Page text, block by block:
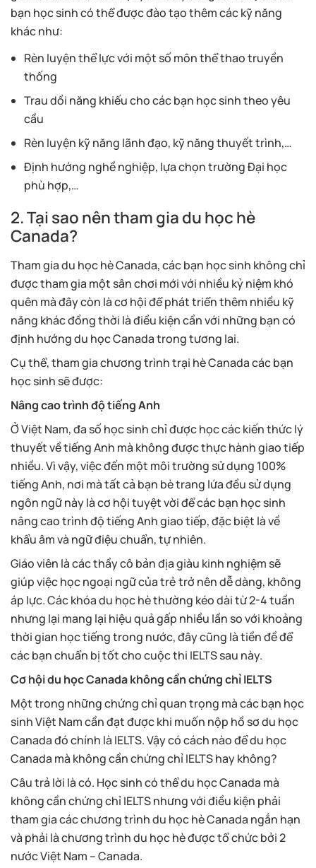
bạn học sinh có thể được đào tạo thêm các kỹ năng
khác như:
Rèn luyện thể lực với một số môn thể thao truyền
thống
Trau dồi năng khiếu cho các bạn học sinh theo yêu
cầu
Rèn luyện kỹ năng lãnh đạo, kỹ năng thuyết trình,…
Định hướng nghề nghiệp, lựa chọn trường Đại học
phù hợp,…
2. Tại sao nên tham gia du học hè
Canada?
Tham gia du học hè Canada, các bạn học sinh không chỉ
được tham gia một sân chơi mới với nhiều kỷ niệm khó
quên mà đây còn là cơ hội để phát triển thêm nhiều kỹ
năng khác đồng thời là điều kiện cần với những bạn có
định hướng du học Canada trong tương lai.
Cụ thể, tham gia chương trình trại hè Canada các bạn
học sinh sẽ được:
Nâng cao trình độ tiếng Anh
Ở Việt Nam, đa số học sinh chỉ được học các kiến thức lý
thuyết về tiếng Anh mà không được thực hành giao tiếp
nhiều. Vì vậy, việc đến một môi trường sử dụng 100%
tiếng Anh, nơi mà tất cả bạn bè trang lứa đều sử dụng
ngôn ngữ này là cơ hội tuyệt vời để các bạn học sinh
nâng cao trình độ tiếng Anh giao tiếp, đặc biệt là về
khẩu âm và ngữ điệu chuẩn, tự nhiên.
Giáo viên là các thầy cô bản địa giàu kinh nghiệm sẽ
giúp việc học ngoại ngữ của trẻ trở nên dễ dàng, không
áp lực. Các khóa du học hè thường kéo dài từ 2-4 tuần
nhưng lại mang lại hiệu quả gấp nhiều lần so với khoảng
thời gian học tiếng trong nước, đây cũng là tiền đề để
các bạn chuẩn bị tốt cho cuộc thi IELTS sau này.
Cơ hội du học Canada không cần chứng chỉ IELTS
Một trong những chứng chỉ quan trọng mà các bạn học
sinh Việt Nam cần đạt được khi muốn nộp hồ sơ du học
Canada đó chính là IELTS. Vậy có cách nào để du học
Canada mà không cần chứng chỉ IELTS hay không?
Câu trả lời là có. Học sinh có thể du học Canada mà
không cần chứng chỉ IELTS nhưng với điều kiện phải
tham gia các chương trình du học hè Canada ngắn hạn
và phải là chương trình du học hè được tổ chức bởi 2
nước Việt Nam – Canada.